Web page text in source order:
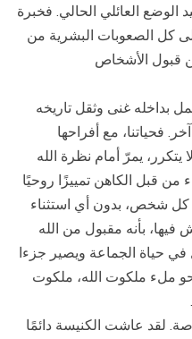
الوضع العائلي الحالي. فخبرة
كل الصعوبات البشرية من
قبول الأشخاص
بداخله غنى وثقل تاريخه
فحياتنا، مع أفراحها
يمرّ أمام نظرة الله
قبل الكاهن تمييزًا روحيًا
كل شخص، بدون أي استثناء
بأنه مقبول من الله
حياة الجماعة ويصير جزءا
ملء ملكوت الله، ملكوت
لقد عاشت الكنيسة دائمًا